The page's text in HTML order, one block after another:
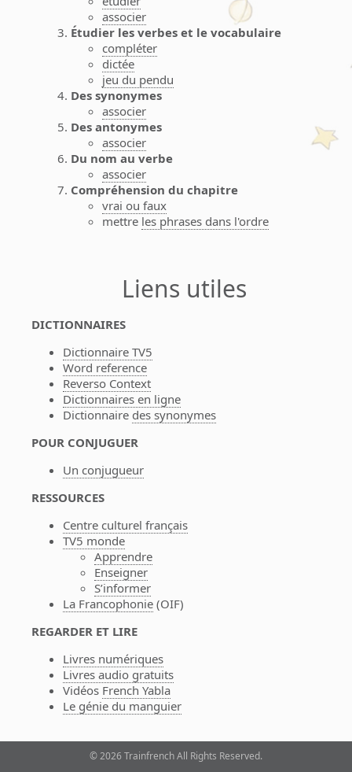
associer
Étudier les verbes et le vocabulaire
compléter
dictée
jeu du pendu
Des synonymes
associer
Des antonymes
associer
Du nom au verbe
associer
Compréhension du chapitre
vrai ou faux
mettre les phrases dans l'ordre
Liens utiles
DICTIONNAIRES
Dictionnaire TV5
Word reference
Reverso Context
Dictionnaires en ligne
Dictionnaire des synonymes
POUR CONJUGUER
Un conjugueur
RESSOURCES
Centre culturel français
TV5 monde
Apprendre
Enseigner
S’informer
La Francophonie (OIF)
REGARDER ET LIRE
Livres numériques
Livres audio gratuits
Vidéos French Yabla
Le génie du manguier
© 2026 Trainfrench All Rights Reserved.